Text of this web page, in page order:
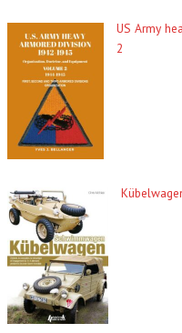
US Army
2